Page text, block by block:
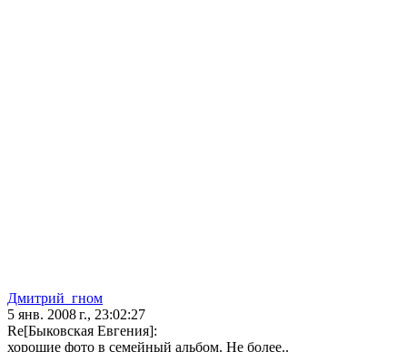
Дмитрий_гном
5 янв. 2008 г., 23:02:27
Re[Быковская Евгения]:
хорошие фото в семейный альбом. Не более..